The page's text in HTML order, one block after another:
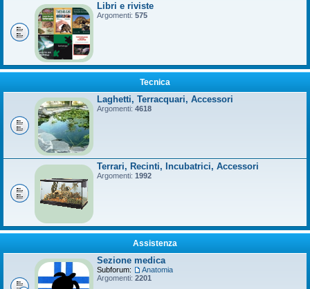
Libri e riviste
Argomenti: 575
Tecnica
Laghetti, Terracquari, Accessori
Argomenti: 4618
Terrari, Recinti, Incubatrici, Accessori
Argomenti: 1992
Assistenza
Sezione medica
Subforum:
Anatomia
Argomenti: 2201